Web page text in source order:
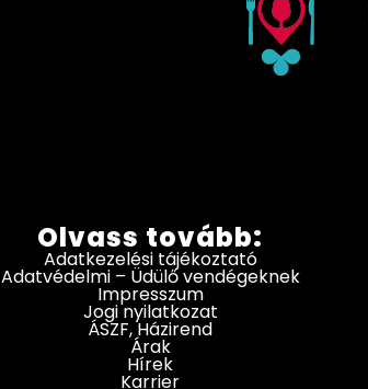
Olvass tovább:
Adatkezelési tájékoztató
Adatvédelmi – Üdülő vendégeknek
Impresszum
Jogi nyilatkozat
ÁSZF, Házirend
Árak
Hírek
Karrier